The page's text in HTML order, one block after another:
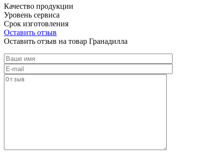
Качество продукции
Уровень сервиса
Срок изготовления
Оставить отзыв
Оставить отзыв на товар Гранадилла